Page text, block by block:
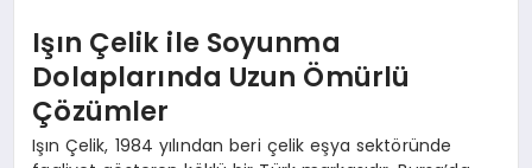
Işın Çelik ile Soyunma
Dolaplarında Uzun Ömürlü
Çözümler
Işın Çelik, 1984 yılından beri çelik eşya sektöründe